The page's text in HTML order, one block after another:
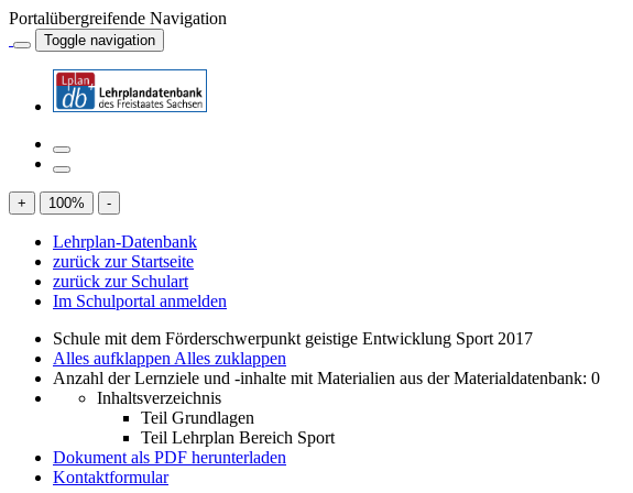
Portalübergreifende Navigation
Toggle navigation
+ 100% -
Lehrplan-Datenbank
zurück zur Startseite
zurück zur Schulart
Im Schulportal anmelden
Schule mit dem Förderschwerpunkt geistige Entwicklung Sport 2017
Alles aufklappen Alles zuklappen
Anzahl der Lernziele und -inhalte mit Materialien aus der Materialdatenbank: 0
Inhaltsverzeichnis
Teil Grundlagen
Teil Lehrplan Bereich Sport
Dokument als PDF herunterladen
Kontaktformular